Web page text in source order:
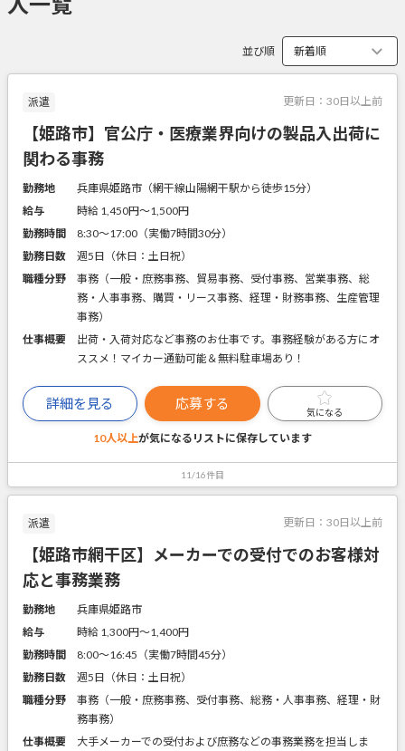
並び順
派遣 更新日： 30日以上前
【姫路市】官公庁・医療業界向けの製品入出荷に
関わる事務
勤務地
兵庫県姫路市（網干線山陽網干駅から徒歩15分）
給与
時給 1,450円〜1,500円
勤務時間
8:30～17:00（実働7時間30分）
勤務日数
週5日（休日：土日祝）
職種分野
事務（一般・庶務事務、貿易事務、受付事務、営業事務、総
務・人事事務、購買・リース事務、経理・財務事務、生産管理
事務）
仕事概要
出荷・入荷対応など事務のお仕事です。事務経験がある方にオ
ススメ！マイカー通勤可能＆無料駐車場あり！
詳細を見る 応募する
気になる
10人以上が気になるリストに保存しています
11/16件目
派遣 更新日： 30日以上前
【姫路市網干区】メーカーでの受付でのお客様対
応と事務業務
勤務地
兵庫県姫路市
給与
時給 1,300円〜1,400円
勤務時間
8:00～16:45（実働7時間45分）
勤務日数
週5日（休日：土日祝）
職種分野
事務（一般・庶務事務、受付事務、総務・人事事務、経理・財
務事務）
仕事概要
大手メーカーでの受付および庶務などの事務業務を担当しま